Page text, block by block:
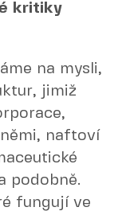
kritiky
na mysli,
jimiž
naftoví
podobně.
fungují ve